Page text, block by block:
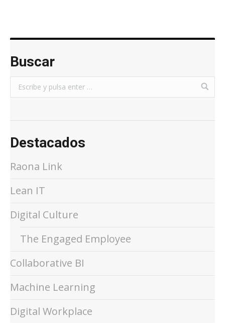
Buscar
Destacados
Raona Link
Lean IT
Digital Culture
The Engaged Employee
Collaborative BI
Machine Learning
Digital Workplace